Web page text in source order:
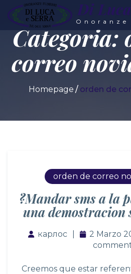
Di
Onoranze
Categoria:
correo
Homepage orden de
orden de correo
?Mandar sms a la
una demostracion
карлос 2 Marzo
Creemos que estar